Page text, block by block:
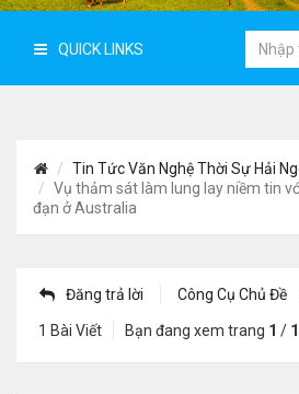
QUICK LINKS
Tin Tức Văn Nghệ Thời Sự Hải
Vụ thảm sát làm lung lay niềm tin
đạn ở Australia
Đăng trả lời Công Cụ Chủ Đề
1 Bài Viết Bạn đang xem trang 1 / 1